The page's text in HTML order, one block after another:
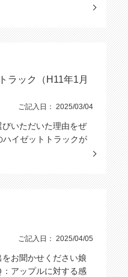
ラック（H11年1月
ご記入日： 2025/03/04
びいただいた理由をぜ
イゼットトラックが
ご記入日： 2025/04/05
お聞かせください娘
アップルに対する感